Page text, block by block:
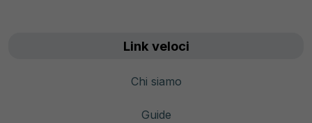
Link veloci
Chi siamo
Guide